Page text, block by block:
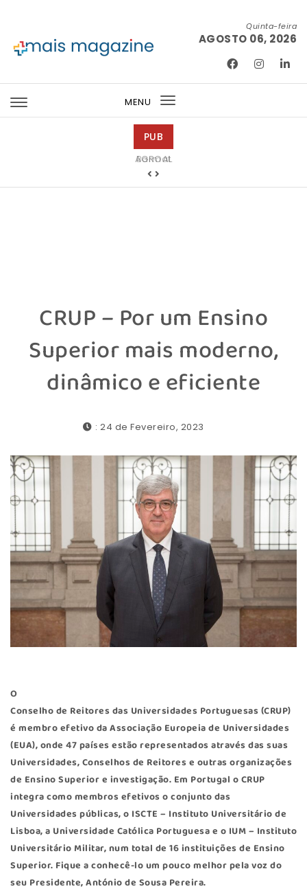
Quinta-feira
AGOSTO 06, 2026
MENU
Toggle
PUB
Barmat
CRUP – Por um Ensino
Superior mais moderno,
dinâmico e eficiente
: 24 de Fevereiro, 2023
O
Conselho de Reitores das Universidades Portuguesas (CRUP)
é membro efetivo da Associação Europeia de Universidades
(EUA), onde 47 países estão representados através das suas
Universidades, Conselhos de Reitores e outras organizações
de Ensino Superior e investigação. Em Portugal o CRUP
integra como membros efetivos o conjunto das
Universidades públicas, o ISCTE – Instituto Universitário de
Lisboa, a Universidade Católica Portuguesa e o IUM – Instituto
Universitário Militar, num total de 16 instituições de Ensino
Superior. Fique a conhecê-lo um pouco melhor pela voz do
seu Presidente, António de Sousa Pereira.